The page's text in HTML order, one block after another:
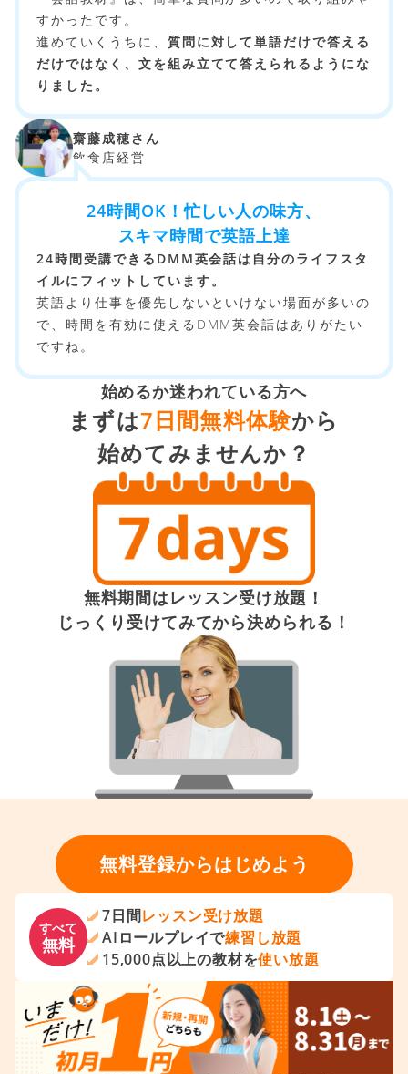
すかったです。
進めていくうちに、 質問に対して単語だけで答える
だけではなく、文を組み立てて答えられるようにな
りました。
齋藤成穂さん
飲食店経営
24時間OK！忙しい人の味方、
スキマ時間で英語上達
24時間受講できるDMM英会話は自分のライフスタ
イルにフィットしています。
英語より仕事を優先しないといけない場面が多いの
で、時間を有効に使えるDMM英会話はありがたい
ですね。
始めるか迷われている方へ
まずは7日間無料体験から
始めてみませんか？
無料期間はレッスン受け放題！
じっくり受けてみてから決められる！
無料登録からはじめよう
すべて
無料
7日間レッスン受け放題
AIロールプレイで練習し放題
15,000点以上の教材を使い放題